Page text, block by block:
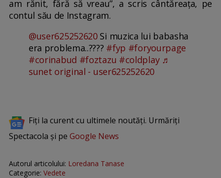
am rănit, fără să vreau”, a scris cântăreața, pe
contul său de Instagram.
@user625252620Si muzica lui babasha
era problema..???? #fyp #foryourpage
#corinabud #foztazu #coldplay ♬
sunet original - user625252620
Fiți la curent cu ultimele noutăți. Urmăriți
Spectacola și pe Google News
Autorul articolului: Loredana Tanase
Categorie: Vedete